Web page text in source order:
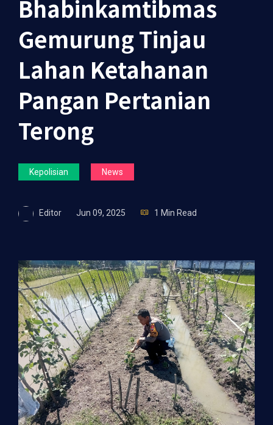
Bhabinkamtibmas
Gemurung Tinjau
Lahan Ketahanan
Pangan Pertanian
Terong
Kepolisian News
Editor Jun 09, 2025 1 Min Read